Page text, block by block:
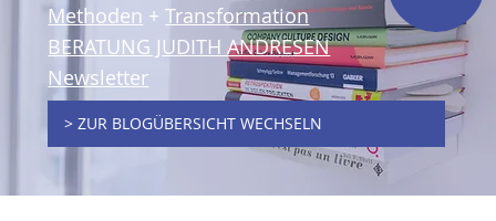
Methoden +Transformation
BERATUNG JUDITH ANDRESEN
Newsletter
> ZUR BLOGÜBERSICHT WECHSELN